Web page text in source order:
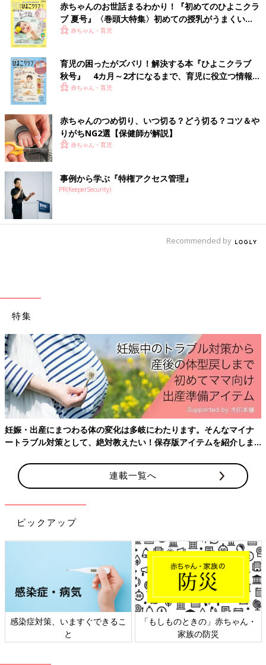
私の場合、納豆とレトルトカレーを、常備するようになりまし
た。平日缶詰の１日の最高級ランチは、400円のレトルトカレ
ー、残りご飯、そこにチーズをトッピングしてレンジでチン！そ
強制的に「休憩」がやってくる赤ちゃんとの在宅ワークでは、赤
ちゃんから手が離れた時間にいかに効率よく仕事をするかが、１
日の仕事の進み具合を大きく左右します。一人で堪能できた昼休
みの懐かしさよ。
リアル3：あれ、私今、もしかして寝てた？想定外だった
体力のリアル
理想
赤ちゃんが寝てる間はゴールデンタイム！お昼寝中、
後の数時間はがっつり集中して進めるぞー！
と、家から一歩も動いていなくても、思った以上に体力を消耗し
ているようで、ちょっとでも横になろうものならドッと疲れが出
ます。
夜の寝かしつけはもちろん、下手すると昼寝で一緒に寝落ちをし
てしまうことがしばしば。精神鍛錬が足りないのかもしれないと
思いつつ、どうやっても「夜残った仕事をする」のは続けられま
せんでした。
寝かしつけ後の時間は基本的にカウントできない、が個人的な結
論です。もし起きられたら、自分時間に充てる、くらいに思って
おくのがいいのかも。
リアル4：あれ、私めちゃくちゃイライラしてないか？
「誰とも会わずに働きながら子育てをする」のリアル
会社でおじさんに囲まれるよりも、変なタイミングで変な指示い
れられるよりも、赤ちゃんとラブラブしながら仕事できる方がハ
リアル
赤ちゃんのお世話、仕事、お世話、仕事、お世話、仕事。行った
り来たりしながらどうにか１日乗り切って振り返る。そして、帰
って来た夫に全力で八つ当たり…って、あれ、私めちゃくちゃス
赤ちゃんのお世話まるわかり！『初めてのひよこクラ
ブ 夏号』〈巻頭大特集〉初めての授乳がうまくい
く！ おっぱい・ミルクの基本と夏のトラブル 解決テ
赤ちゃん・育児
育児の困ったがズバリ！解決する本『ひよこクラブ
秋号』 4カ月～2才になるまで、育児に役立つ情報が
いっぱい！
赤ちゃん・育児
赤ちゃんのつめ切り、いつ切る？どう切る？コツ＆や
りがちNG2選【保健師が解説】
赤ちゃん・育児
事例から学ぶ『特権アクセス管理』
PR(KeeperSecurity)
Recommended by
特集
妊娠・出産にまつわる体の変化は多岐にわたります。そんなマイナ
ートラブル対策として、絶対教えたい！保存版アイテムを紹介しま
連載一覧へ
ピックアップ
感染症対策、いますぐできるこ
と
「もしものときの」赤ちゃん・
家族の防災